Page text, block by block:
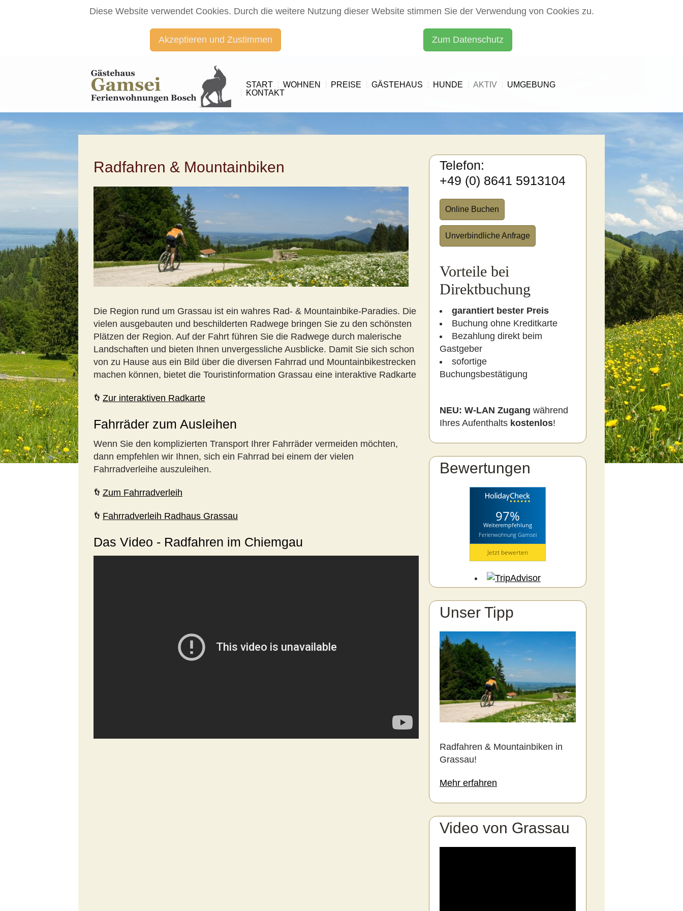
Diese Website verwendet Cookies. Durch die weitere Nutzung dieser Website stimmen Sie der Verwendung von Cookies zu.
Akzeptieren und Zustimmen Zum Datenschutz
START WOHNEN PREISE GÄSTEHAUS HUNDE AKTIV
UMGEBUNG
KONTAKT
Radfahren & Mountainbiken
Die Region rund um Grassau ist ein wahres Rad- & Mountainbike-Paradies. Die
vielen ausgebauten und beschilderten Radwege bringen Sie zu den schönsten
Plätzen der Region. Auf der Fahrt führen Sie die Radwege durch malerische
Landschaften und bieten Ihnen unvergessliche Ausblicke. Damit Sie sich schon
von zu Hause aus ein Bild über die diversen Fahrrad und Mountainbikestrecken
machen können, bietet die Touristinformation Grassau eine interaktive Radkarte
Zur interaktiven Radkarte
Fahrräder zum Ausleihen
Wenn Sie den komplizierten Transport Ihrer Fahrräder vermeiden möchten,
dann empfehlen wir Ihnen, sich ein Fahrrad bei einem der vielen
Fahrradverleihe auszuleihen.
Zum Fahrradverleih
Fahrradverleih Radhaus Grassau
Das Video - Radfahren im Chiemgau
Telefon:
+49 (0) 8641 5913104
Online Buchen
Unverbindliche Anfrage
Vorteile bei
Direktbuchung
garantiert bester Preis
Buchung ohne Kreditkarte
Bezahlung direkt beim
Gastgeber
sofortige
Buchungsbestätigung
NEU: W-LAN Zugang während
Ihres Aufenthalts kostenlos!
Bewertungen
97%
Weiterempfehlung
Ferienwohnung Gamsei
Jetzt bewerten
Unser Tipp
Radfahren & Mountainbiken in
Grassau!
Mehr erfahren
Video von Grassau